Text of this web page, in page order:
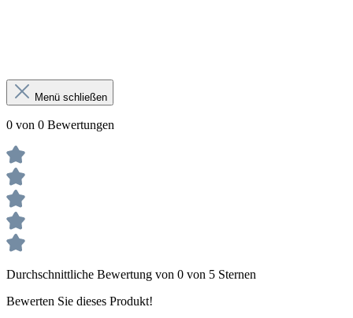
Menü schließen
0 von 0 Bewertungen
Durchschnittliche Bewertung von 0 von 5 Sternen
Bewerten Sie dieses Produkt!